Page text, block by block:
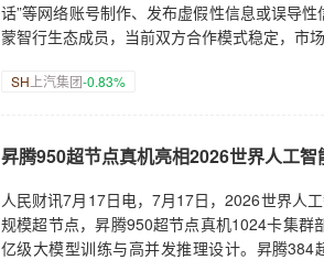
话”等网络账号制作、发布虚假性信息或误导
蒙智行生态成员，当前双方合作模式稳定，市
SH 上汽集团-0.83%
昇腾950超节点真机亮相2026世界人工智
人民财讯7月17日电，7月17日，2026世界人
规模超节点，昇腾950超节点真机1024卡集
亿级大模型训练与高并发推理设计。昇腾